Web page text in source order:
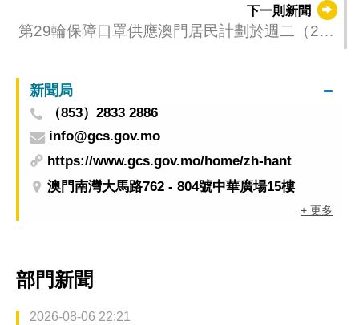
下一則新聞
第29輪保障口罩供應澳門居民計劃於週二（27
新聞局
（853）2833 2886
info@gcs.gov.mo
https://www.gcs.gov.mo/home/zh-hant
澳門南灣大馬路762 - 804號中華廣場15樓
+ 更多
部門新聞
2026-08-06 22:21